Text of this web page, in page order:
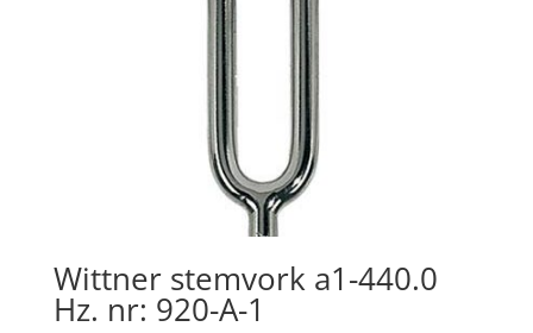
Wittner stemvork a1-440.0
Hz. nr: 920-A-1